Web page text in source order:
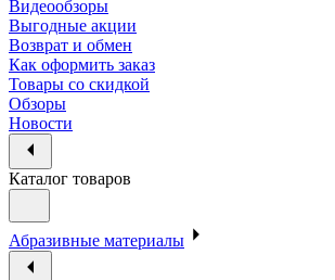
Видеообзоры
Выгодные акции
Возврат и обмен
Как оформить заказ
Товары со скидкой
Обзоры
Новости
Каталог товаров
Абразивные материалы